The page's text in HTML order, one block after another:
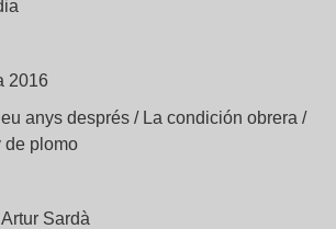
2016
anys després / La condición obrera /
de plomo
Sardà